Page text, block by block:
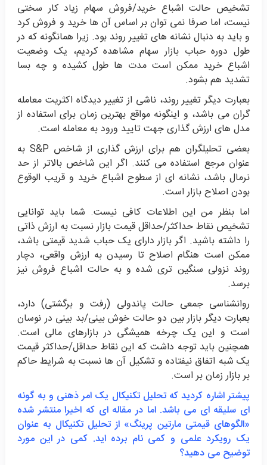
تشخیص حالت اشباع خرید/فروش سهام زیاد کار سختی
نیست، اما صرفا نمی توان بر اساس آن ها خرید و فروش کرد
و باید به دنبال نشانه های تغییر روند بود. زیرا همانگونه که در
طول دوره حباب بازار سهام مشاهده کردیم، یک وضعیت
اشباع خرید ممکن است مدت ها طول کشیده و چه بسا
تشدید هم بشود.
بعبارت دیگر تغییر روند، ناشی از تغییر دیدگاه اکثریت معامله
گران می باشد، و اینگونه مواقع بهترین زمان برای استفاده از
مدل های ارزش گذاری جهت تایید ورود به معامله است.
بعضی تحلیلگران هم برای ارزش گذاری از شاخص S&P به
عنوان مرجع استفاده می کنند. اگر این شاخص بالاتر از حد
نرمال باشد، نشانه ای از سطوح اشباع خرید و قریب الوقوع
بودن اصلاح بازار است.
اما بنظر من این اطلاعات کافی نیست. شما باید توانایی
تشخیص نقاط حداکثر/حداقل قیمت بازار نسبت به ارزش ذاتی
را داشته باشید. اگر بازار دارای یک حباب شدید قیمتی باشد،
ممکن است هنگام اصلاح تا رسیدن به ارزش واقعی، دچار
روند نزولی سنگین تری شده و به حالت اشباع فروش نیز
برسد.
روانشناسی جمعی حالت پاندولی (رفت و برگشتی) دارد،
بعبارت دیگر بازار بین دو حالت خوش بینی/بد بینی در نوسان
است و این یک چرخه همیشگی در بازارهای مالی است.
همچنین باید توجه داشت که این نقاط حداقل/حداکثر قیمت
یک شبه اتفاق نیفتاده و تشکیل آن ها نسبت به شرایط حاکم
بر بازار زمان بر است.
پیشتر اشاره کردید که تحلیل تکنیکال یک امر ذهنی و به گونه
ای سلیقه ای می باشد. اما در مقاله ای که اخیرا منتشر شده
«الگوهای قیمتی مارتین پرینگ» از تحلیل تکنیکال به عنوان
یک رویکرد علمی و کمی نام برده اید. کمی در این مورد
توضیح می دهید؟